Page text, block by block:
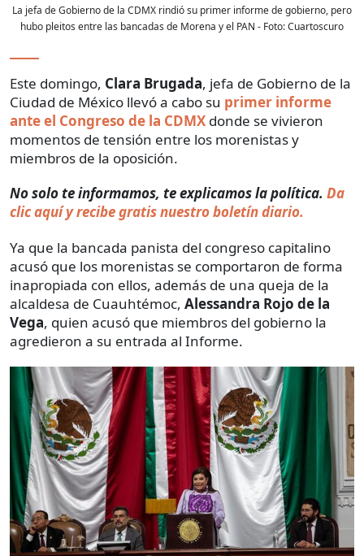
La jefa de Gobierno de la CDMX rindió su primer informe de gobierno, pero
hubo pleitos entre las bancadas de Morena y el PAN - Foto:Cuartoscuro
Este domingo, Clara Brugada, jefa de Gobierno de la
Ciudad de México llevó a cabo su primer informe
ante el Congreso de la CDMX donde se vivieron
momentos de tensión entre los morenistas y
miembros de la oposición.
No solo te informamos, te explicamos la política. Da
clic aquí y recibe gratis nuestro boletín diario.
Ya que la bancada panista del congreso capitalino
acusó que los morenistas se comportaron de forma
inapropiada con ellos, además de una queja de la
alcaldesa de Cuauhtémoc, Alessandra Rojo de la
Vega, quien acusó que miembros del gobierno la
agredieron a su entrada al Informe.